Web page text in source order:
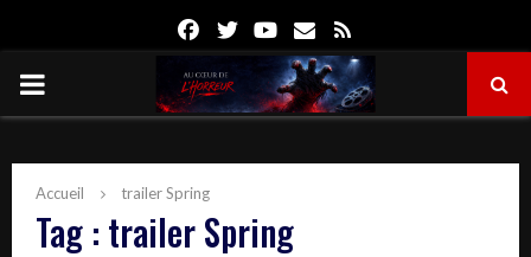
FacebookTwitterYoutube
Email
PRIMARY
Accueil trailer Spring
Tag : trailer Spring